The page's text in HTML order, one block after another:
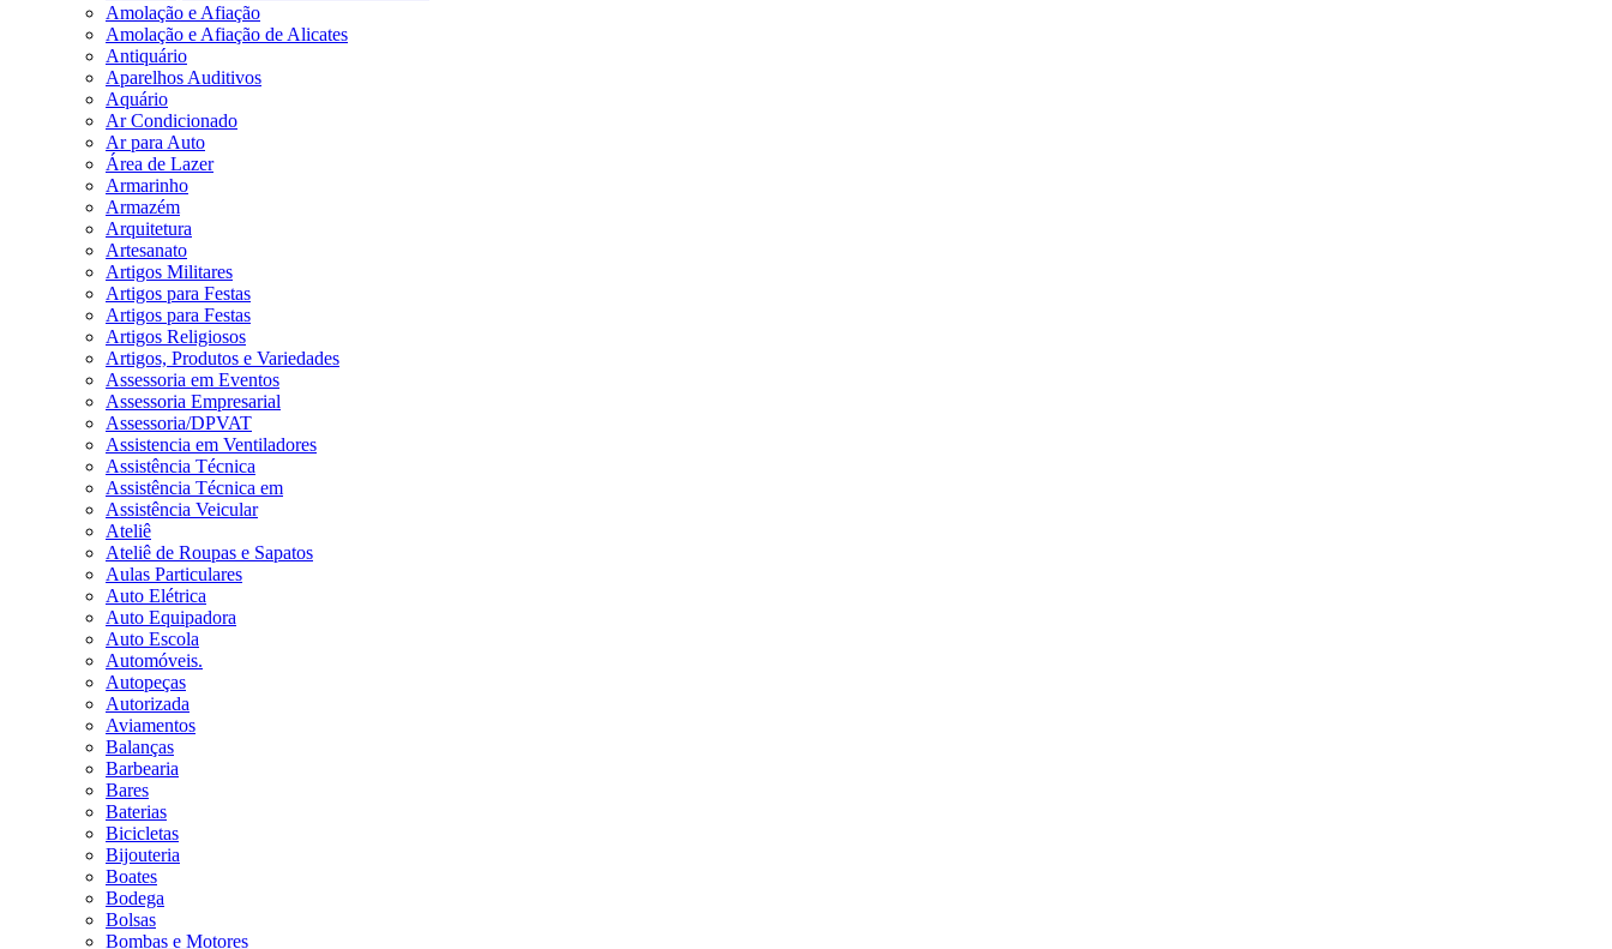
Amolação e Afiação
Amolação e Afiação de Alicates
Antiquário
Aparelhos Auditivos
Aquário
Ar Condicionado
Ar para Auto
Área de Lazer
Armarinho
Armazém
Arquitetura
Artesanato
Artigos Militares
Artigos para Festas
Artigos para Festas
Artigos Religiosos
Artigos, Produtos e Variedades
Assessoria em Eventos
Assessoria Empresarial
Assessoria/DPVAT
Assistencia em Ventiladores
Assistência Técnica
Assistência Técnica em
Assistência Veicular
Ateliê
Ateliê de Roupas e Sapatos
Aulas Particulares
Auto Elétrica
Auto Equipadora
Auto Escola
Automóveis.
Autopeças
Autorizada
Aviamentos
Balanças
Barbearia
Bares
Baterias
Bicicletas
Bijouteria
Boates
Bodega
Bolsas
Bombas e Motores